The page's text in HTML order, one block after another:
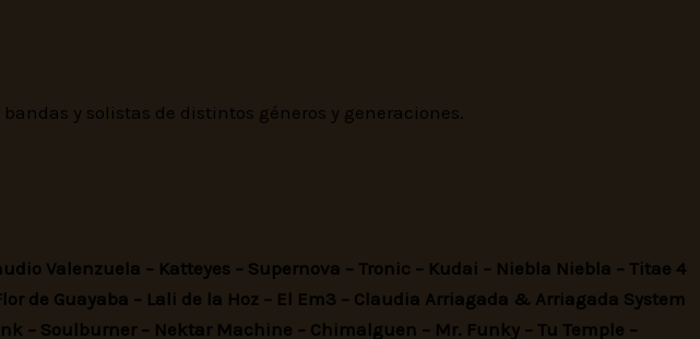
y solistas de distintos géneros y generaciones.
Valenzuela – Katteyes – Supernova – Tronic – Kudai – Niebla Niebla – Titae 4
de Guayaba – Lali de la Hoz – El Em3 – Claudia Arriagada & Arriagada System
– Soulburner – Nektar Machine – Chimalguen – Mr. Funky – Tu Temple –